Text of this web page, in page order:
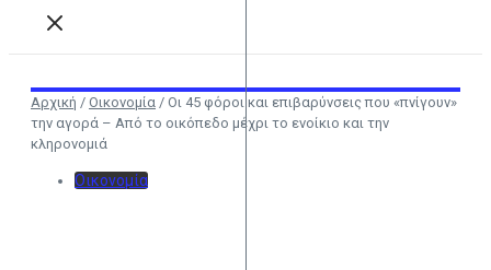
Αρχική / Οικονομία / Οι 45 φόροι και επιβαρύνσεις που «πνίγουν»
την αγορά – Από το οικόπεδο μέχρι το ενοίκιο και την
κληρονομιά
Οικονομία